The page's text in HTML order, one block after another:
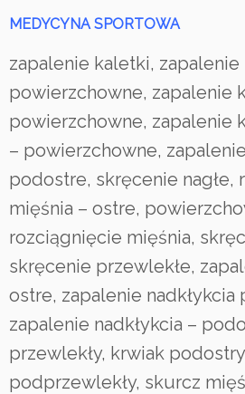
MEDYCYNA SPORTOWA
zapalenie kaletki,
powierzchowne, zapalenie
powierzchowne, zapalenie
– powierzchowne,
podostre, skręcenie nagłe,
mięśnia – ostre,
rozciągnięcie mięśnia,
skręcenie przewlekłe,
ostre, zapalenie nadkłykcia
zapalenie nadkłykcia –
przewlekły, krwiak
podprzewlekły, skurcz